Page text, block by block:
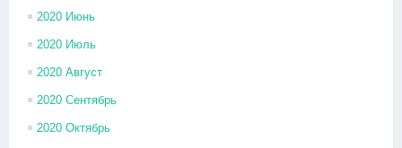
2020 Июнь
2020 Июль
2020 Август
2020 Сентябрь
2020 Октябрь